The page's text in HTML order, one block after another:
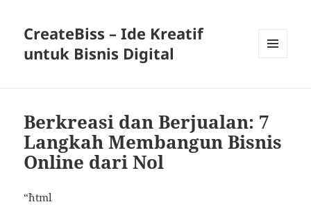
CreateBiss – Ide Kreatif
untuk Bisnis Digital
Berkreasi dan Berjualan: 7
Langkah Membangun Bisnis
Online dari Nol
“`html